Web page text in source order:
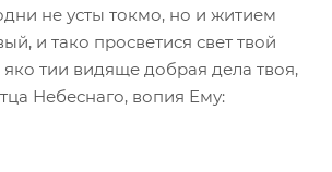
не усты токмо, но и житием
и тако просветися свет твой
тии видяще добрая дела твоя,
Небеснаго, вопия Ему: